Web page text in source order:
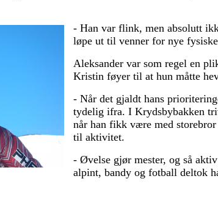
- Han var flink, men absolutt
løpe ut til venner for nye
Aleksander var som regel en
Kristin føyer til at hun måtte
- Når det gjaldt hans
tydelig ifra. I Krydsbybakken
når han fikk være med
til aktivitet.
- Øvelse gjør mester, og så
alpint, bandy og fotball deltok